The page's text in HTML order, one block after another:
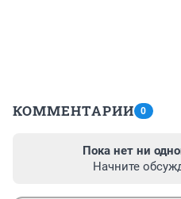
КОММЕНТАРИИ 0
Пока нет ни
Начните